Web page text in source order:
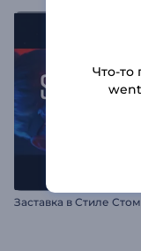
Заставка в Стиле
Что-то